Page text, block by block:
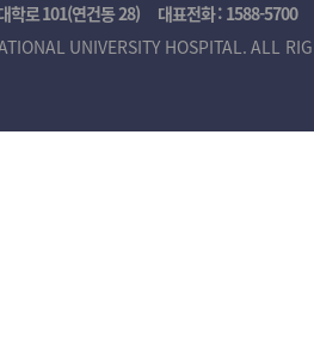
학로 101(연건동 28) 대표전화 : 1588-5700
UNIVERSITY HOSPITAL. ALL